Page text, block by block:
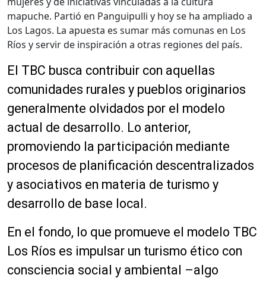
mapuche. Partió en Panguipulli y hoy se ha ampliado a
Los Lagos. La apuesta es sumar más comunas en Los
Ríos y servir de inspiración a otras regiones del país.
El TBC busca contribuir con aquellas
comunidades rurales y pueblos originarios
generalmente olvidados por el modelo
actual de desarrollo. Lo anterior,
promoviendo la participación mediante
procesos de planificación descentralizados
y asociativos en materia de turismo y
desarrollo de base local.
En el fondo, lo que promueve el modelo TBC
Los Ríos es impulsar un turismo ético con
consciencia social y ambiental –algo